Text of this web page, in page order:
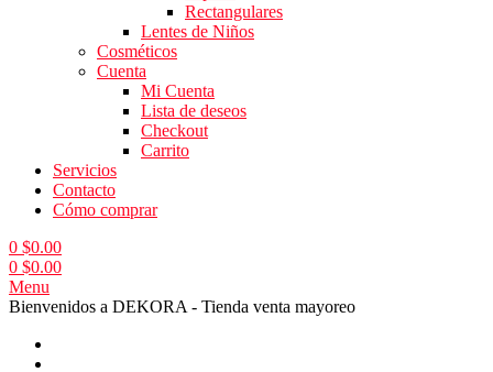
Rectangulares
Lentes de Niños
Cosméticos
Cuenta
Mi Cuenta
Lista de deseos
Checkout
Carrito
Servicios
Contacto
Cómo comprar
0 $0.00
0 $0.00
Menu
Bienvenidos a DEKORA - Tienda venta mayoreo